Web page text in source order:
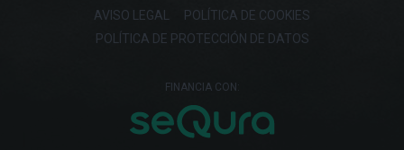
AVISO LEGAL
POLÍTICA DE COOKIES
POLÍTICA DE PROTECCIÓN DE DATOS
FINANCIA CON: